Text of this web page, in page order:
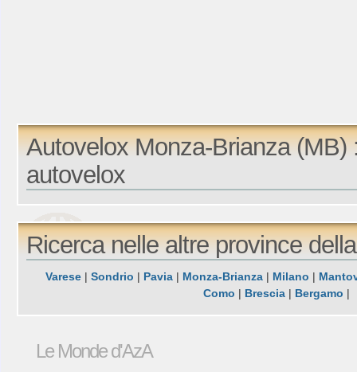
Autovelox Monza-Brianza (MB)
autovelox
Ricerca nelle altre province
Varese |Sondrio | Pavia | Monza-Brianza | Milano |
Como | Brescia | Bergamo |
Le Monde d'AzA